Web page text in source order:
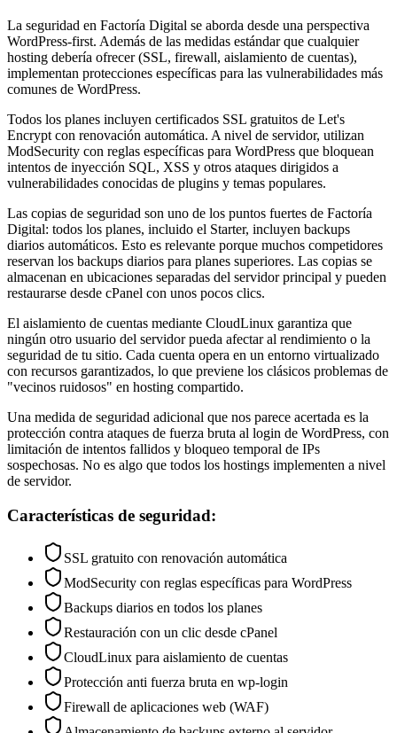
La seguridad en Factoría Digital se aborda desde una perspectiva
WordPress-first. Además de las medidas estándar que cualquier
hosting debería ofrecer (SSL, firewall, aislamiento de cuentas),
implementan protecciones específicas para las vulnerabilidades más
comunes de WordPress.
Todos los planes incluyen certificados SSL gratuitos de Let's
Encrypt con renovación automática. A nivel de servidor, utilizan
ModSecurity con reglas específicas para WordPress que bloquean
intentos de inyección SQL, XSS y otros ataques dirigidos a
vulnerabilidades conocidas de plugins y temas populares.
Las copias de seguridad son uno de los puntos fuertes de Factoría
Digital: todos los planes, incluido el Starter, incluyen backups
diarios automáticos. Esto es relevante porque muchos competidores
reservan los backups diarios para planes superiores. Las copias se
almacenan en ubicaciones separadas del servidor principal y pueden
restaurarse desde cPanel con unos pocos clics.
El aislamiento de cuentas mediante CloudLinux garantiza que
ningún otro usuario del servidor pueda afectar al rendimiento o la
seguridad de tu sitio. Cada cuenta opera en un entorno virtualizado
con recursos garantizados, lo que previene los clásicos problemas de
"vecinos ruidosos" en hosting compartido.
Una medida de seguridad adicional que nos parece acertada es la
protección contra ataques de fuerza bruta al login de WordPress, con
limitación de intentos fallidos y bloqueo temporal de IPs
sospechosas. No es algo que todos los hostings implementen a nivel
de servidor.
Características de seguridad:
SSL gratuito con renovación automática
ModSecurity con reglas específicas para WordPress
Backups diarios en todos los planes
Restauración con un clic desde cPanel
CloudLinux para aislamiento de cuentas
Protección anti fuerza bruta en wp-login
Firewall de aplicaciones web (WAF)